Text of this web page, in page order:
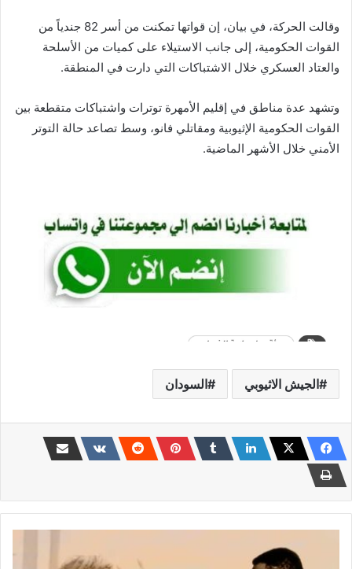
وقالت الحركة، في بيان، إن قواتها تمكنت من أسر 82 جندياً من
القوات الحكومية، إلى جانب الاستيلاء على كميات من الأسلحة
والعتاد العسكري خلال الاشتباكات التي دارت في المنطقة.
وتشهد عدة مناطق في إقليم الأمهرة توترات واشتباكات متقطعة بين
القوات الحكومية الإثيوبية ومقاتلي فانو، وسط تصاعد حالة التوتر
الأمني خلال الأشهر الماضية.
الجيش الاثيوبي السودان